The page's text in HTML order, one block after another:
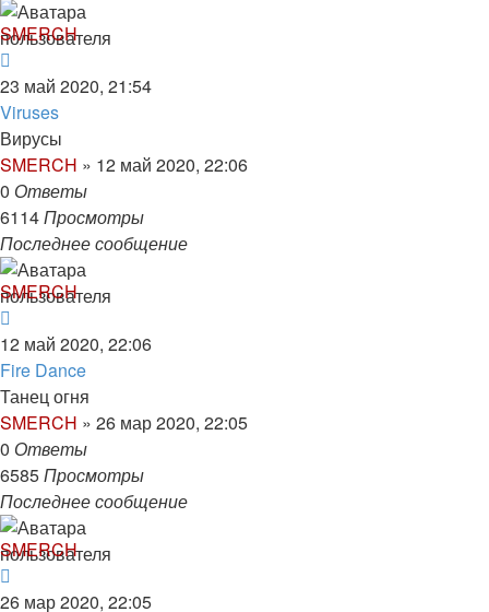
SMERCH
23 май 2020, 21:54
Viruses
Вирусы
SMERCH » 12 май 2020, 22:06
0 Ответы
6114Просмотры
Последнее сообщение
SMERCH
12 май 2020, 22:06
Fire Dance
Танец огня
SMERCH » 26 мар 2020, 22:05
0 Ответы
6585Просмотры
Последнее сообщение
SMERCH
26 мар 2020, 22:05